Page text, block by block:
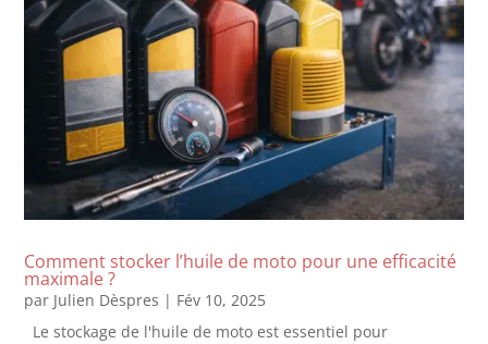
Comment stocker l’huile de moto pour une efficacité
maximale ?
par Julien Dèspres | Fév 10, 2025
Le stockage de l'huile de moto est essentiel pour